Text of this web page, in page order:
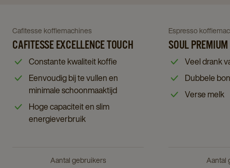
Cafitesse
Excellence
Touch
details
page
Navigate
to
Cafitesse
Excellence
Touch
details
page
Cafitesse koffiemachines
CAFITESSE EXCELLENCE TOUCH
Constante kwaliteit koffie
Eenvoudig bij te vullen en
minimale schoonmaaktijd
Hoge capaciteit en slim
energieverbruik
Aantal gebruikers
Soul
Premium
details
Navigate
to
Soul
Premium
page
Espresso
SOUL PREMIUM
Veel drank
Dubbele
Verse melk
Aantal